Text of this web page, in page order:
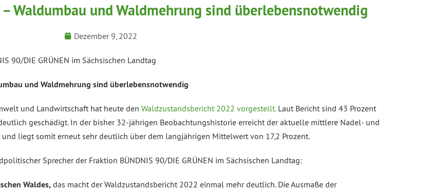
Waldumbau und Waldmehrung sind überlebensnotwendig
Dezember 9, 2022
90/DIE GRÜNEN im Sächsischen Landtag
und Waldmehrung sind überlebensnotwendig
und Landwirtschaft hat heute den Waldzustandsbericht 2022 vorgestellt.Laut Bericht sind 43 Prozent
geschädigt. In der bisher 32-jährigen Beobachtungshistorie erreicht der aktuelle mittlere Nadel- und
liegt somit erneut sehr deutlich über dem langjährigen Mittelwert von 17,2 Prozent.
Sprecher der Fraktion BÜNDNIS 90/DIE GRÜNEN im Sächsischen Landtag:
Waldes, das macht der Waldzustandsbericht 2022 einmal mehr deutlich. Die Ausmaße der